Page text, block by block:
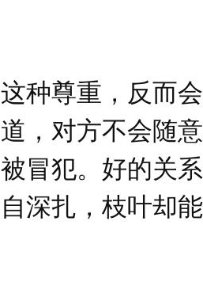
这种尊重，反而
道，对方不会随
被冒犯。好的关
自深扎，枝叶却